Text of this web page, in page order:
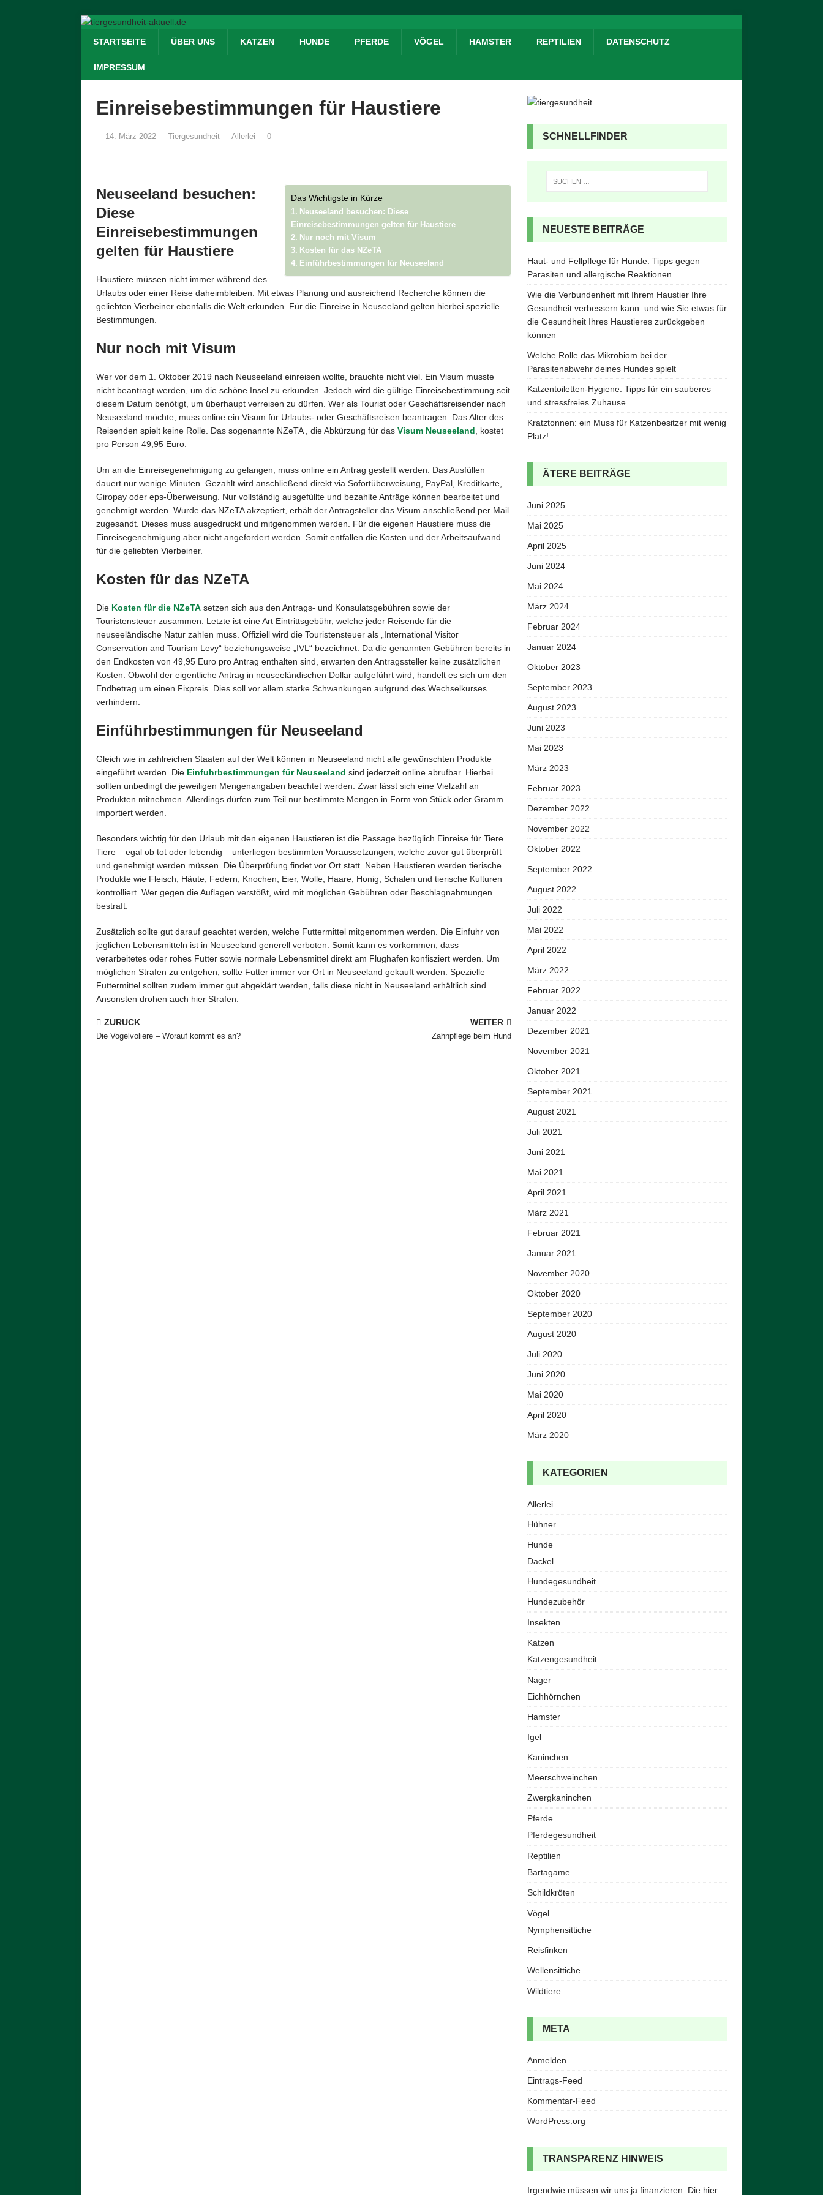
STARTSEITE ÜBER UNS KATZEN HUNDE PFERDE VÖGEL HAMSTER REPTILIEN DATENSCHUTZ
IMPRESSUM
Einreisebestimmungen für Haustiere
14. März 2022 Tiergesundheit Allerlei 0
Das Wichtigste in Kürze
Neuseeland besuchen: Diese
Einreisebestimmungen gelten für Haustiere
Nur noch mit Visum
Kosten für das NZeTA
Einführbestimmungen für Neuseeland
Neuseeland besuchen:
Diese
Einreisebestimmungen
gelten für Haustiere
Haustiere müssen nicht immer während des
Urlaubs oder einer Reise daheimbleiben. Mit etwas Planung und ausreichend Recherche können die
geliebten Vierbeiner ebenfalls die Welt erkunden. Für die Einreise in Neuseeland gelten hierbei spezielle
Bestimmungen.
Nur noch mit Visum
Wer vor dem 1. Oktober 2019 nach Neuseeland einreisen wollte, brauchte nicht viel. Ein Visum musste
nicht beantragt werden, um die schöne Insel zu erkunden. Jedoch wird die gültige Einreisebestimmung seit
diesem Datum benötigt, um überhaupt verreisen zu dürfen. Wer als Tourist oder Geschäftsreisender nach
Neuseeland möchte, muss online ein Visum für Urlaubs- oder Geschäftsreisen beantragen. Das Alter des
Reisenden spielt keine Rolle. Das sogenannte NZeTA , die Abkürzung für das Visum Neuseeland , kostet
pro Person 49,95 Euro.
Um an die Einreisegenehmigung zu gelangen, muss online ein Antrag gestellt werden. Das Ausfüllen
dauert nur wenige Minuten. Gezahlt wird anschließend direkt via Sofortüberweisung, PayPal, Kreditkarte,
Giropay oder eps-Überweisung. Nur vollständig ausgefüllte und bezahlte Anträge können bearbeitet und
genehmigt werden. Wurde das NZeTA akzeptiert, erhält der Antragsteller das Visum anschließend per Mail
zugesandt. Dieses muss ausgedruckt und mitgenommen werden. Für die eigenen Haustiere muss die
Einreisegenehmigung aber nicht angefordert werden. Somit entfallen die Kosten und der Arbeitsaufwand
für die geliebten Vierbeiner.
Kosten für das NZeTA
Die Kosten für die NZeTA setzen sich aus den Antrags- und Konsulatsgebühren sowie der
Touristensteuer zusammen. Letzte ist eine Art Eintrittsgebühr, welche jeder Reisende für die
neuseeländische Natur zahlen muss. Offiziell wird die Touristensteuer als „International Visitor
Conservation and Tourism Levy“ beziehungsweise „IVL“ bezeichnet. Da die genannten Gebühren bereits in
den Endkosten von 49,95 Euro pro Antrag enthalten sind, erwarten den Antragssteller keine zusätzlichen
Kosten. Obwohl der eigentliche Antrag in neuseeländischen Dollar aufgeführt wird, handelt es sich um den
Endbetrag um einen Fixpreis. Dies soll vor allem starke Schwankungen aufgrund des Wechselkurses
verhindern.
Einführbestimmungen für Neuseeland
Gleich wie in zahlreichen Staaten auf der Welt können in Neuseeland nicht alle gewünschten Produkte
eingeführt werden. Die Einfuhrbestimmungen für Neuseeland sind jederzeit online abrufbar. Hierbei
sollten unbedingt die jeweiligen Mengenangaben beachtet werden. Zwar lässt sich eine Vielzahl an
Produkten mitnehmen. Allerdings dürfen zum Teil nur bestimmte Mengen in Form von Stück oder Gramm
importiert werden.
Besonders wichtig für den Urlaub mit den eigenen Haustieren ist die Passage bezüglich Einreise für Tiere.
Tiere – egal ob tot oder lebendig – unterliegen bestimmten Voraussetzungen, welche zuvor gut überprüft
und genehmigt werden müssen. Die Überprüfung findet vor Ort statt. Neben Haustieren werden tierische
Produkte wie Fleisch, Häute, Federn, Knochen, Eier, Wolle, Haare, Honig, Schalen und tierische Kulturen
kontrolliert. Wer gegen die Auflagen verstößt, wird mit möglichen Gebühren oder Beschlagnahmungen
bestraft.
Zusätzlich sollte gut darauf geachtet werden, welche Futtermittel mitgenommen werden. Die Einfuhr von
jeglichen Lebensmitteln ist in Neuseeland generell verboten. Somit kann es vorkommen, dass
verarbeitetes oder rohes Futter sowie normale Lebensmittel direkt am Flughafen konfisziert werden. Um
möglichen Strafen zu entgehen, sollte Futter immer vor Ort in Neuseeland gekauft werden. Spezielle
Futtermittel sollten zudem immer gut abgeklärt werden, falls diese nicht in Neuseeland erhältlich sind.
Ansonsten drohen auch hier Strafen.
ZURÜCK
Die Vogelvoliere – Worauf kommt es an?
WEITER
Zahnpflege beim Hund
SCHNELLFINDER
NEUESTE BEITRÄGE
Haut- und Fellpflege für Hunde: Tipps gegen
Parasiten und allergische Reaktionen
Wie die Verbundenheit mit Ihrem Haustier Ihre
Gesundheit verbessern kann: und wie Sie etwas für
die Gesundheit Ihres Haustieres zurückgeben
können
Welche Rolle das Mikrobiom bei der
Parasitenabwehr deines Hundes spielt
Katzentoiletten-Hygiene: Tipps für ein sauberes
und stressfreies Zuhause
Kratztonnen: ein Muss für Katzenbesitzer mit wenig
Platz!
ÄTERE BEITRÄGE
Juni 2025
Mai 2025
April 2025
Juni 2024
Mai 2024
März 2024
Februar 2024
Januar 2024
Oktober 2023
September 2023
August 2023
Juni 2023
Mai 2023
März 2023
Februar 2023
Dezember 2022
November 2022
Oktober 2022
September 2022
August 2022
Juli 2022
Mai 2022
April 2022
März 2022
Februar 2022
Januar 2022
Dezember 2021
November 2021
Oktober 2021
September 2021
August 2021
Juli 2021
Juni 2021
Mai 2021
April 2021
März 2021
Februar 2021
Januar 2021
November 2020
Oktober 2020
September 2020
August 2020
Juli 2020
Juni 2020
Mai 2020
April 2020
März 2020
KATEGORIEN
Allerlei
Hühner
Hunde
Dackel
Hundegesundheit
Hundezubehör
Insekten
Katzen
Katzengesundheit
Nager
Eichhörnchen
Hamster
Igel
Kaninchen
Meerschweinchen
Zwergkaninchen
Pferde
Pferdegesundheit
Reptilien
Bartagame
Schildkröten
Vögel
Nymphensittiche
Reisfinken
Wellensittiche
Wildtiere
META
Anmelden
Eintrags-Feed
Kommentar-Feed
WordPress.org
TRANSPARENZ HINWEIS
Irgendwie müssen wir uns ja finanzieren. Die hier